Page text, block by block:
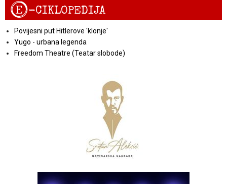
E-CIKLOPEDIJA
Povijesni put Hitlerove 'klonje'
Yugo - urbana legenda
Freedom Theatre (Teatar slobode)